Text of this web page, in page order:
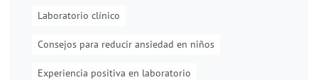
Laboratorio clínico
Consejos para reducir ansiedad en niños
Experiencia positiva en laboratorio